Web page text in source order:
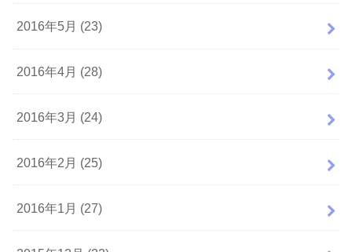
2016年5月 (23)
2016年4月 (28)
2016年3月 (24)
2016年2月 (25)
2016年1月 (27)